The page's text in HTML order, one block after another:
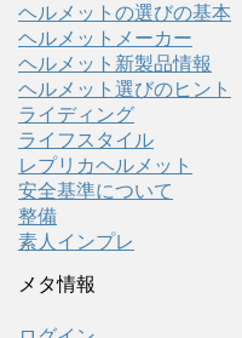
ヘルメットの選びの基本
ヘルメットメーカー
ヘルメット新製品情報
ヘルメット選びのヒント
ライディング
ライフスタイル
レプリカヘルメット
安全基準について
整備
素人インプレ
メタ情報